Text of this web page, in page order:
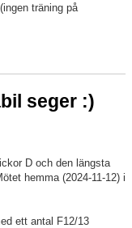
träning på
seger :)
D och den längsta
hemma (2024-11-12) i
ett antal F12/13